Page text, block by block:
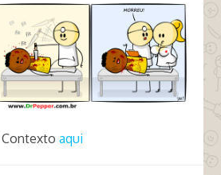
Contexto aqui